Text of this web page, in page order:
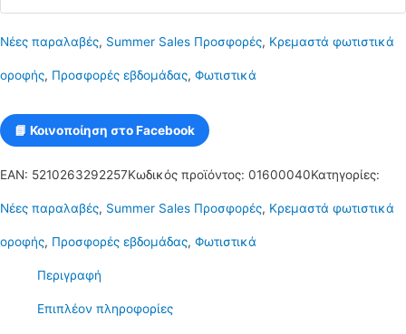
σχήμα
κυλίνδρου
σε
κόκκινο
χρώμα
E27
C10
Cylindro
ποσότητα
Νέες παραλαβές, Summer Sales Προσφορές, Κρεμαστά φωτιστικά
οροφής, Προσφορές εβδομάδας, Φωτιστικά
📘 Κοινοποίηση στο Facebook
EAN: 5210263292257Κωδικός προϊόντος: 01600040Κατηγορίες:
Νέες παραλαβές, Summer Sales Προσφορές, Κρεμαστά φωτιστικά
οροφής, Προσφορές εβδομάδας, Φωτιστικά
Περιγραφή
Επιπλέον πληροφορίες